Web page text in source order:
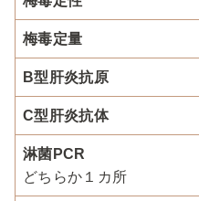
梅毒定量
B型肝炎抗原
C型肝炎抗体
淋菌PCR
どちらか１カ所